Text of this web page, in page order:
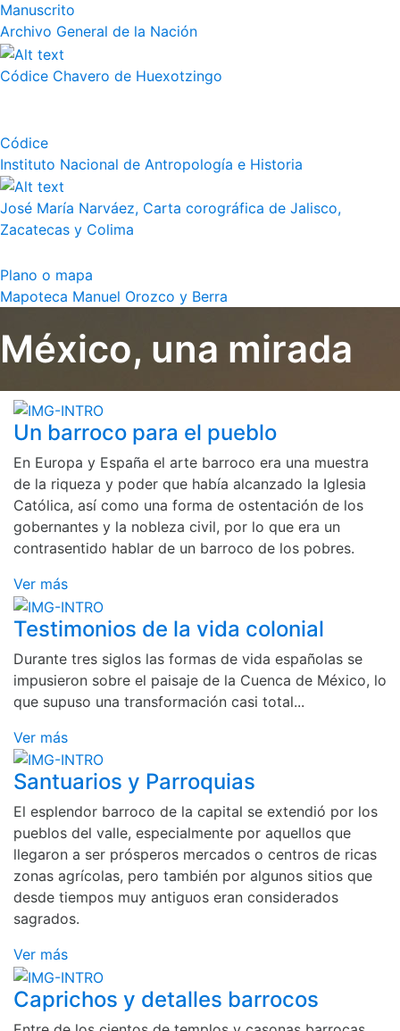
Manuscrito
Archivo General de la Nación
Códice Chavero de Huexotzingo
Códice
Instituto Nacional de Antropología e Historia
José María Narváez, Carta corográfica de Jalisco,
Zacatecas y Colima
Plano o mapa
Mapoteca Manuel Orozco y Berra
México, una mirada
Un barroco para el pueblo
En Europa y España el arte barroco era una muestra
de la riqueza y poder que había alcanzado la Iglesia
Católica, así como una forma de ostentación de los
gobernantes y la nobleza civil, por lo que era un
contrasentido hablar de un barroco de los pobres.
Ver más
Testimonios de la vida colonial
Durante tres siglos las formas de vida españolas se
impusieron sobre el paisaje de la Cuenca de México, lo
que supuso una transformación casi total...
Ver más
Santuarios y Parroquias
El esplendor barroco de la capital se extendió por los
pueblos del valle, especialmente por aquellos que
llegaron a ser prósperos mercados o centros de ricas
zonas agrícolas, pero también por algunos sitios que
desde tiempos muy antiguos eran considerados
sagrados.
Ver más
Caprichos y detalles barrocos